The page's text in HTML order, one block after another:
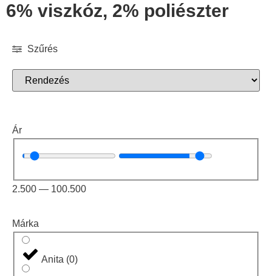
6% viszkóz, 2% poliészter
Szűrés
Ár
2.500 — 100.500
Márka
Anita (0)